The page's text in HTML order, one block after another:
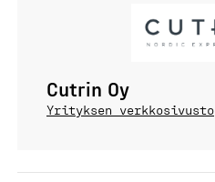
Cutrin Oy
Yrityksen verkkosivusto